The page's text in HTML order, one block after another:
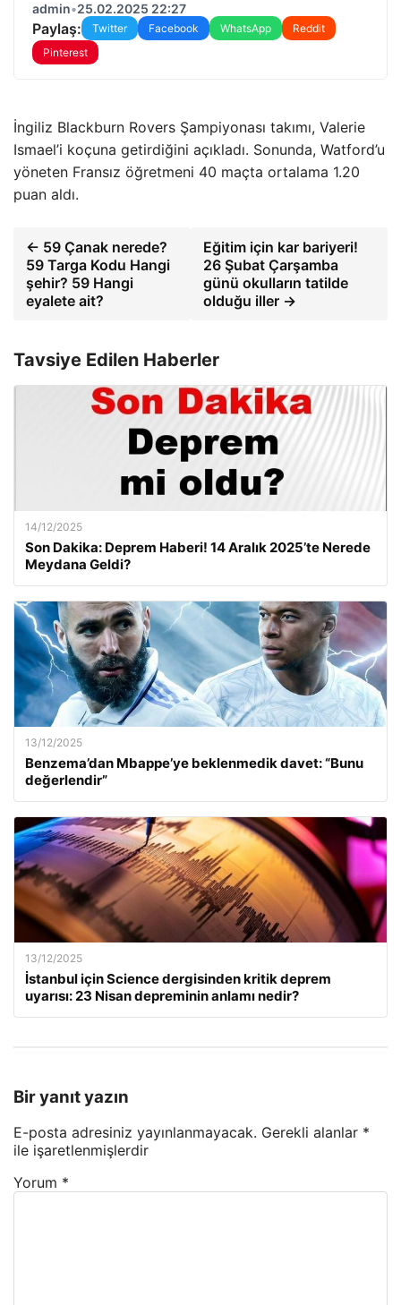
admin•25.02.2025 22:27
Paylaş: Twitter Facebook WhatsApp
Reddit
Pinterest
İngiliz Blackburn Rovers Şampiyonası takımı, Valerie
Ismael’i koçuna getirdiğini açıkladı. Sonunda, Watford’u
yöneten Fransız öğretmeni 40 maçta ortalama 1.20
puan aldı.
← 59 Çanak nerede?
59 Targa Kodu Hangi
şehir? 59 Hangi
eyalete ait?
Eğitim için kar bariyeri!
26 Şubat Çarşamba
günü okulların tatilde
olduğu iller →
Tavsiye Edilen Haberler
14/12/2025
Son Dakika: Deprem Haberi! 14 Aralık 2025’te Nerede
Meydana Geldi?
13/12/2025
Benzema’dan Mbappe’ye beklenmedik davet: “Bunu
değerlendir”
13/12/2025
İstanbul için Science dergisinden kritik deprem
uyarısı: 23 Nisan depreminin anlamı nedir?
Bir yanıt yazın
E-posta adresiniz yayınlanmayacak. Gerekli alanlar *
ile işaretlenmişlerdir
Yorum *